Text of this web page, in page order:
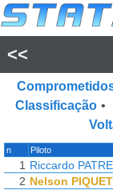
<<
Classificação •
n Piloto
1 Riccardo
2 Nelson PIQUET